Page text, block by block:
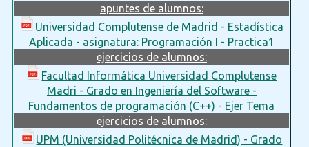
apuntes de alumnos:
Universidad Complutense de Madrid - Estadística
Aplicada - asignatura: Programación I - Practica1
ejercicios de alumnos:
Facultad Informática Universidad Complutense
Madri - Grado en Ingeniería del Software -
Fundamentos de programación (C++) - Ejer Tema
ejercicios de alumnos:
UPM (Universidad Politécnica de Madrid) - Grado